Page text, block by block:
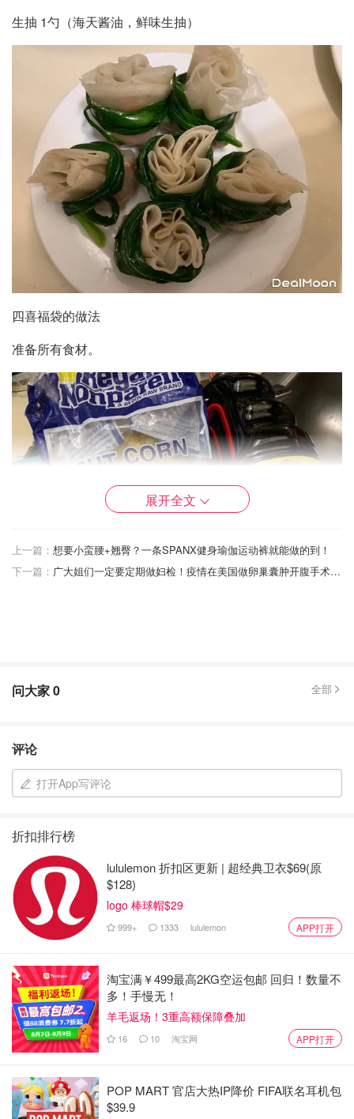
生抽 1勺（海天酱油，鲜味生抽）
四喜福袋的做法
准备所有食材。
搅拌均匀腌制10分钟。（我换了火鸡肉，已经腌好的了）
展开全文
上一篇： 想要小蛮腰+翘臀？一条SPANX健身瑜伽运动裤就能做的到！
下一篇：
广大姐们一定要定期做妇检！疫情在美国做卵巢囊肿开腹手术是什么体验？
问大家0 全部
评论
打开App写评论
折扣排行榜
lululemon 折扣区更新 | 超经典卫衣$69(原
$128)
logo 棒球帽$29
999+ 1333 lululemon APP打开
淘宝满￥499最高2KG空运包邮 回归！数量不
多！手慢无！
羊毛返场！3重高额保障叠加
16 10 淘宝网 APP打开
POP MART 官店大热IP降价 FIFA联名耳机包
$39.9